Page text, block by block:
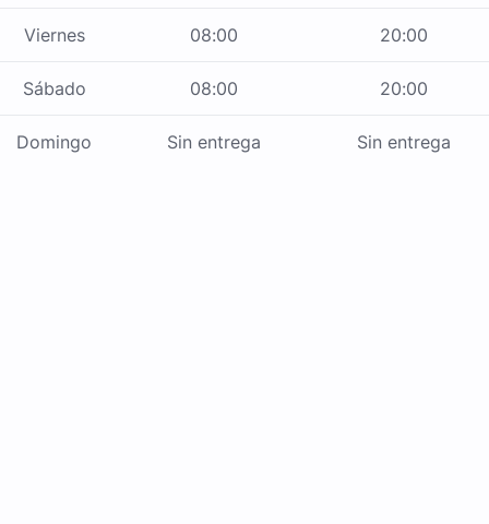
Viernes 08:00 20:00
Sábado 08:00 20:00
Domingo Sin entrega Sin entrega